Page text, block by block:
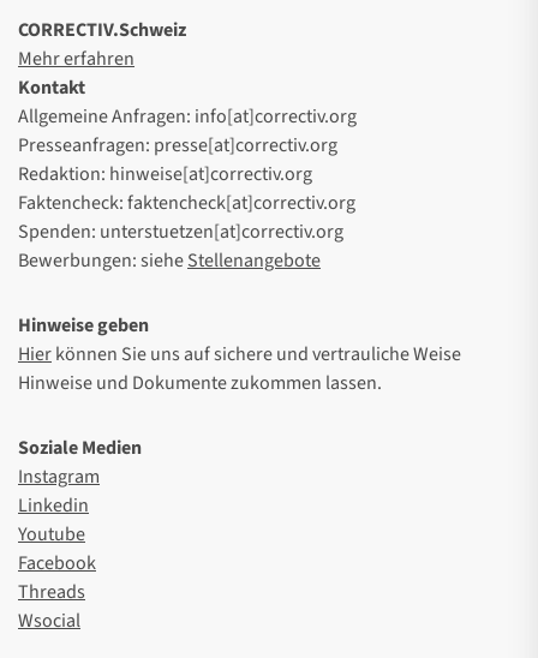
CORRECTIV.Schweiz
Mehr erfahren
Kontakt
Allgemeine Anfragen: info[at]correctiv.org
Presseanfragen: presse[at]correctiv.org
Redaktion: hinweise[at]correctiv.org
Faktencheck: faktencheck[at]correctiv.org
Spenden: unterstuetzen[at]correctiv.org
Bewerbungen: sieheStellenangebote
Hinweise geben
Hierkönnen Sie uns auf sichere und vertrauliche Weise
Hinweise und Dokumente zukommen lassen.
Soziale Medien
Instagram
Linkedin
Youtube
Facebook
Threads
Wsocial